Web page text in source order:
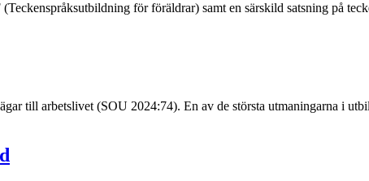
för föräldrar) samt en särskild satsning på
till arbetslivet (SOU 2024:74). En av de största utmaningarna i